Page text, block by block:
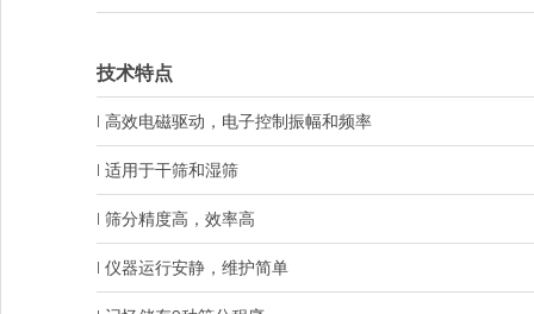
技术特点
l 高效电磁驱动，电子控制振幅和频率
l 适用于干筛和湿筛
l 筛分精度高，效率高
l 仪器运行安静，维护简单